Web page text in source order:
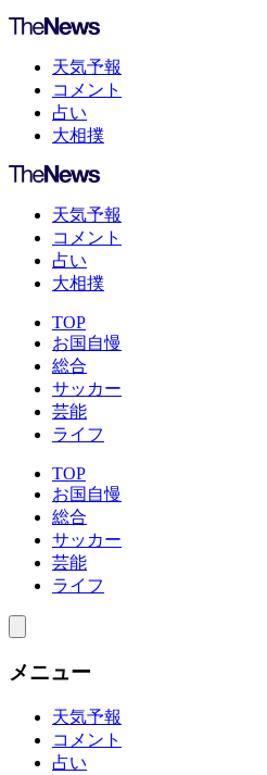
天気予報
コメント
占い
大相撲
天気予報
コメント
占い
大相撲
TOP
お国自慢
総合
サッカー
芸能
ライフ
TOP
お国自慢
総合
サッカー
芸能
ライフ
メニュー
天気予報
コメント
占い